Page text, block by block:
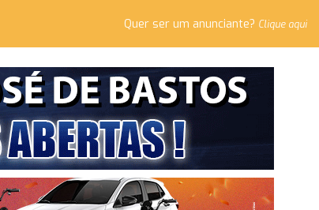
Quer ser um anunciante? Clique aqui